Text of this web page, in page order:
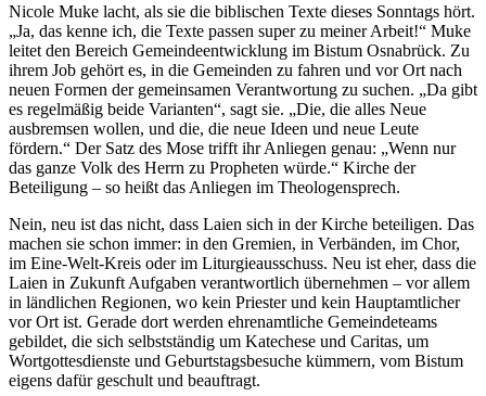
Nicole Muke lacht, als sie die biblischen Texte dieses Sonntags hört.
„Ja, das kenne ich, die Texte passen super zu meiner Arbeit!“ Muke
leitet den Bereich Gemeindeentwicklung im Bistum Osnabrück. Zu
ihrem Job gehört es, in die Gemeinden zu fahren und vor Ort nach
neuen Formen der gemeinsamen Verantwortung zu suchen. „Da gibt
es regelmäßig beide Varianten“, sagt sie. „Die, die alles Neue
ausbremsen wollen, und die, die neue Ideen und neue Leute
fördern.“ Der Satz des Mose trifft ihr Anliegen genau: „Wenn nur
das ganze Volk des Herrn zu Propheten würde.“ Kirche der
Beteiligung – so heißt das Anliegen im Theologensprech.
Nein, neu ist das nicht, dass Laien sich in der Kirche beteiligen. Das
machen sie schon immer: in den Gremien, in Verbänden, im Chor,
im Eine-Welt-Kreis oder im Liturgieausschuss. Neu ist eher, dass die
Laien in Zukunft Aufgaben verantwortlich übernehmen – vor allem
in ländlichen Regionen, wo kein Priester und kein Hauptamtlicher
vor Ort ist. Gerade dort werden ehrenamtliche Gemeindeteams
gebildet, die sich selbstständig um Katechese und Caritas, um
Wortgottesdienste und Geburtstagsbesuche kümmern, vom Bistum
eigens dafür geschult und beauftragt.